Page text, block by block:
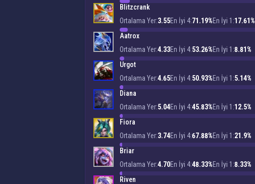
Blitzcrank
Ortalama Yer:3.55En İyi 4:71.19%En İyi 1:17.61%
Aatrox
Ortalama Yer:4.33En İyi 4:53.26%En İyi 1:8.81%
Urgot
Ortalama Yer:4.65En İyi 4:50.93%En İyi 1:5.14%
Diana
Ortalama Yer:5.04En İyi 4:45.83%En İyi 1:12.5%
Fiora
Ortalama Yer:3.74En İyi 4:67.88%En İyi 1:21.9%
Briar
Ortalama Yer:4.70En İyi 4:48.33%En İyi 1:8.33%
Riven